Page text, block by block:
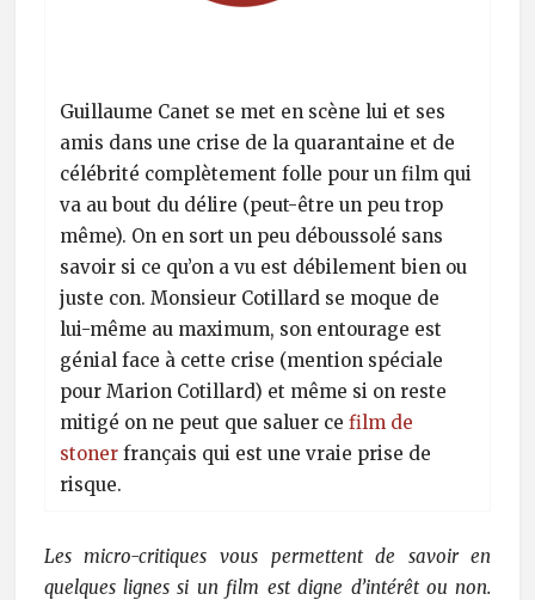
Guillaume Canet se met en scène lui et ses
amis dans une crise de la quarantaine et de
célébrité complètement folle pour un film qui
va au bout du délire (peut-être un peu trop
même). On en sort un peu déboussolé sans
savoir si ce qu’on a vu est débilement bien ou
juste con. Monsieur Cotillard se moque de
lui-même au maximum, son entourage est
génial face à cette crise (mention spéciale
pour Marion Cotillard) et même si on reste
mitigé on ne peut que saluer ce film de
stonerfrançais qui est une vraie prise de
risque.
Les micro-critiques vous permettent de savoir en
quelques lignes si un film est digne d’intérêt ou non.